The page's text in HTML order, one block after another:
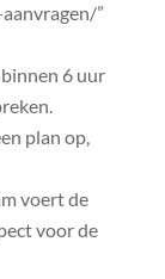
”
6 uur
plan op,
voert de
voor de